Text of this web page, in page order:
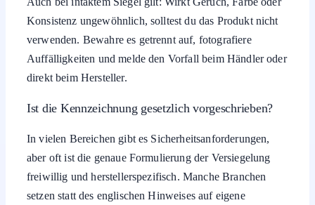
Konsistenz ungewöhnlich, solltest du das Produkt nicht
verwenden. Bewahre es getrennt auf, fotografiere
Auffälligkeiten und melde den Vorfall beim Händler oder
direkt beim Hersteller.
Ist die Kennzeichnung gesetzlich vorgeschrieben?
In vielen Bereichen gibt es Sicherheitsanforderungen,
aber oft ist die genaue Formulierung der Versiegelung
freiwillig und herstellerspezifisch. Manche Branchen
setzen statt des englischen Hinweises auf eigene